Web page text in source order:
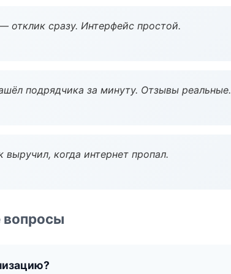
отклик сразу. Интерфейс простой.
подрядчика за минуту. Отзывы реальные.
выручил, когда интернет пропал.
вопросы